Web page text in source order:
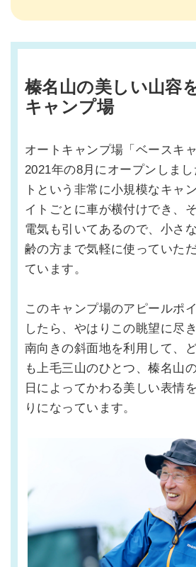
榛名山の美しい山容
キャンプ場
オートキャンプ場「ベースキ
2021年の8月にオープンしま
トという非常に小規模なキャ
イトごとに車が横付けでき、
電気も引いてあるので、小さ
齢の方まで気軽に使っていた
ています。
このキャンプ場のアピールポ
したら、やはりこの眺望に尽
南向きの斜面地を利用して、
も上毛三山のひとつ、榛名山
日によってかわる美しい表情
りになっています。